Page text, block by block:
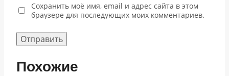
Сохранить моё имя, email и адрес сайта в этом
браузере для последующих моих комментариев.
Похожие